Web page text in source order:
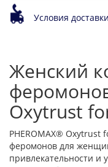
Условия
Женский
Oxytrust
PHEROMAX® Oxytrust
феромонов для
привлекательности